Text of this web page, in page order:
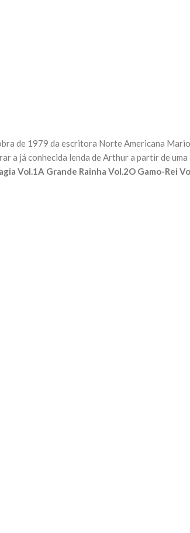
de 1979 da escritora Norte Americana
a já conhecida lenda de Arthur a partir de
Vol.1A Grande Rainha Vol.2O Gamo-Rei